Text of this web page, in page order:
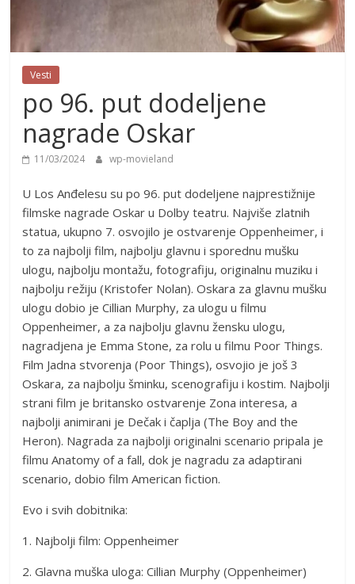
Vesti
po 96. put dodeljene
nagrade Oskar
11/03/2024 wp-movieland
U Los Anđelesu su po 96. put dodeljene najprestižnije
filmske nagrade Oskar u Dolby teatru. Najviše zlatnih
statua, ukupno 7. osvojilo je ostvarenje Oppenheimer, i
to za najbolji film, najbolju glavnu i sporednu mušku
ulogu, najbolju montažu, fotografiju, originalnu muziku i
najbolju režiju (Kristofer Nolan). Oskara za glavnu mušku
ulogu dobio je Cillian Murphy, za ulogu u filmu
Oppenheimer, a za najbolju glavnu žensku ulogu,
nagradjena je Emma Stone, za rolu u filmu Poor Things.
Film Jadna stvorenja (Poor Things), osvojio je još 3
Oskara, za najbolju šminku, scenografiju i kostim. Najbolji
strani film je britansko ostvarenje Zona interesa, a
najbolji animirani je Dečak i čaplja (The Boy and the
Heron). Nagrada za najbolji originalni scenario pripala je
filmu Anatomy of a fall, dok je nagradu za adaptirani
scenario, dobio film American fiction.
Evo i svih dobitnika:
1. Najbolji film: Oppenheimer
2. Glavna muška uloga: Cillian Murphy (Oppenheimer)